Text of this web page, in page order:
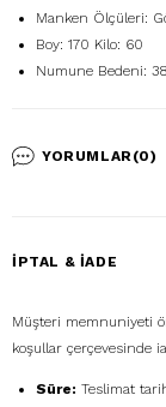
Manken Ölçüleri:
Boy: 170 Kilo: 60
Numune Bedeni: 38
YORUMLAR(0)
İPTAL & İADE
Müşteri memnuniyeti
koşullar çerçevesinde
Süre: Teslimat